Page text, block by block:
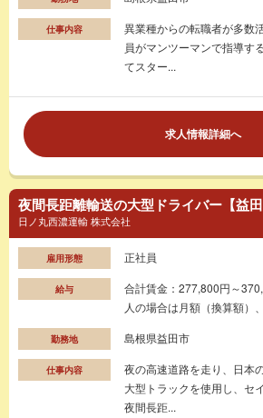
仕事内容
異業種からの転職者が多数
員がマンツーマンで指導す
てスター...
求人情報詳細へ
夜間長距離輸送の大型ドライバー【益
日ノ丸西濃運輸 株式会社
雇用形態 正社員
給与
合計賃金：277,800円～
人の場合は月額（換算額）
勤務地 島根県益田市
仕事内容
夜の高速道路を走り、日本
大型トラックを使用し、セ
夜間長距...